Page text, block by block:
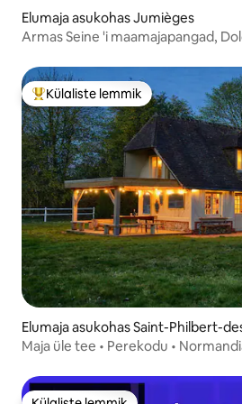
Elumaja asukohas Jumièges
Armas Seine 'i maamajapangad,
Külaliste suur lemmik
Külaliste lemmik
Elumaja asukohas Saint-Philbert-
s
Maja üle tee • Perekodu •